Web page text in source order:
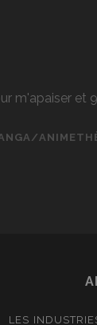
m'apaiser et
LES